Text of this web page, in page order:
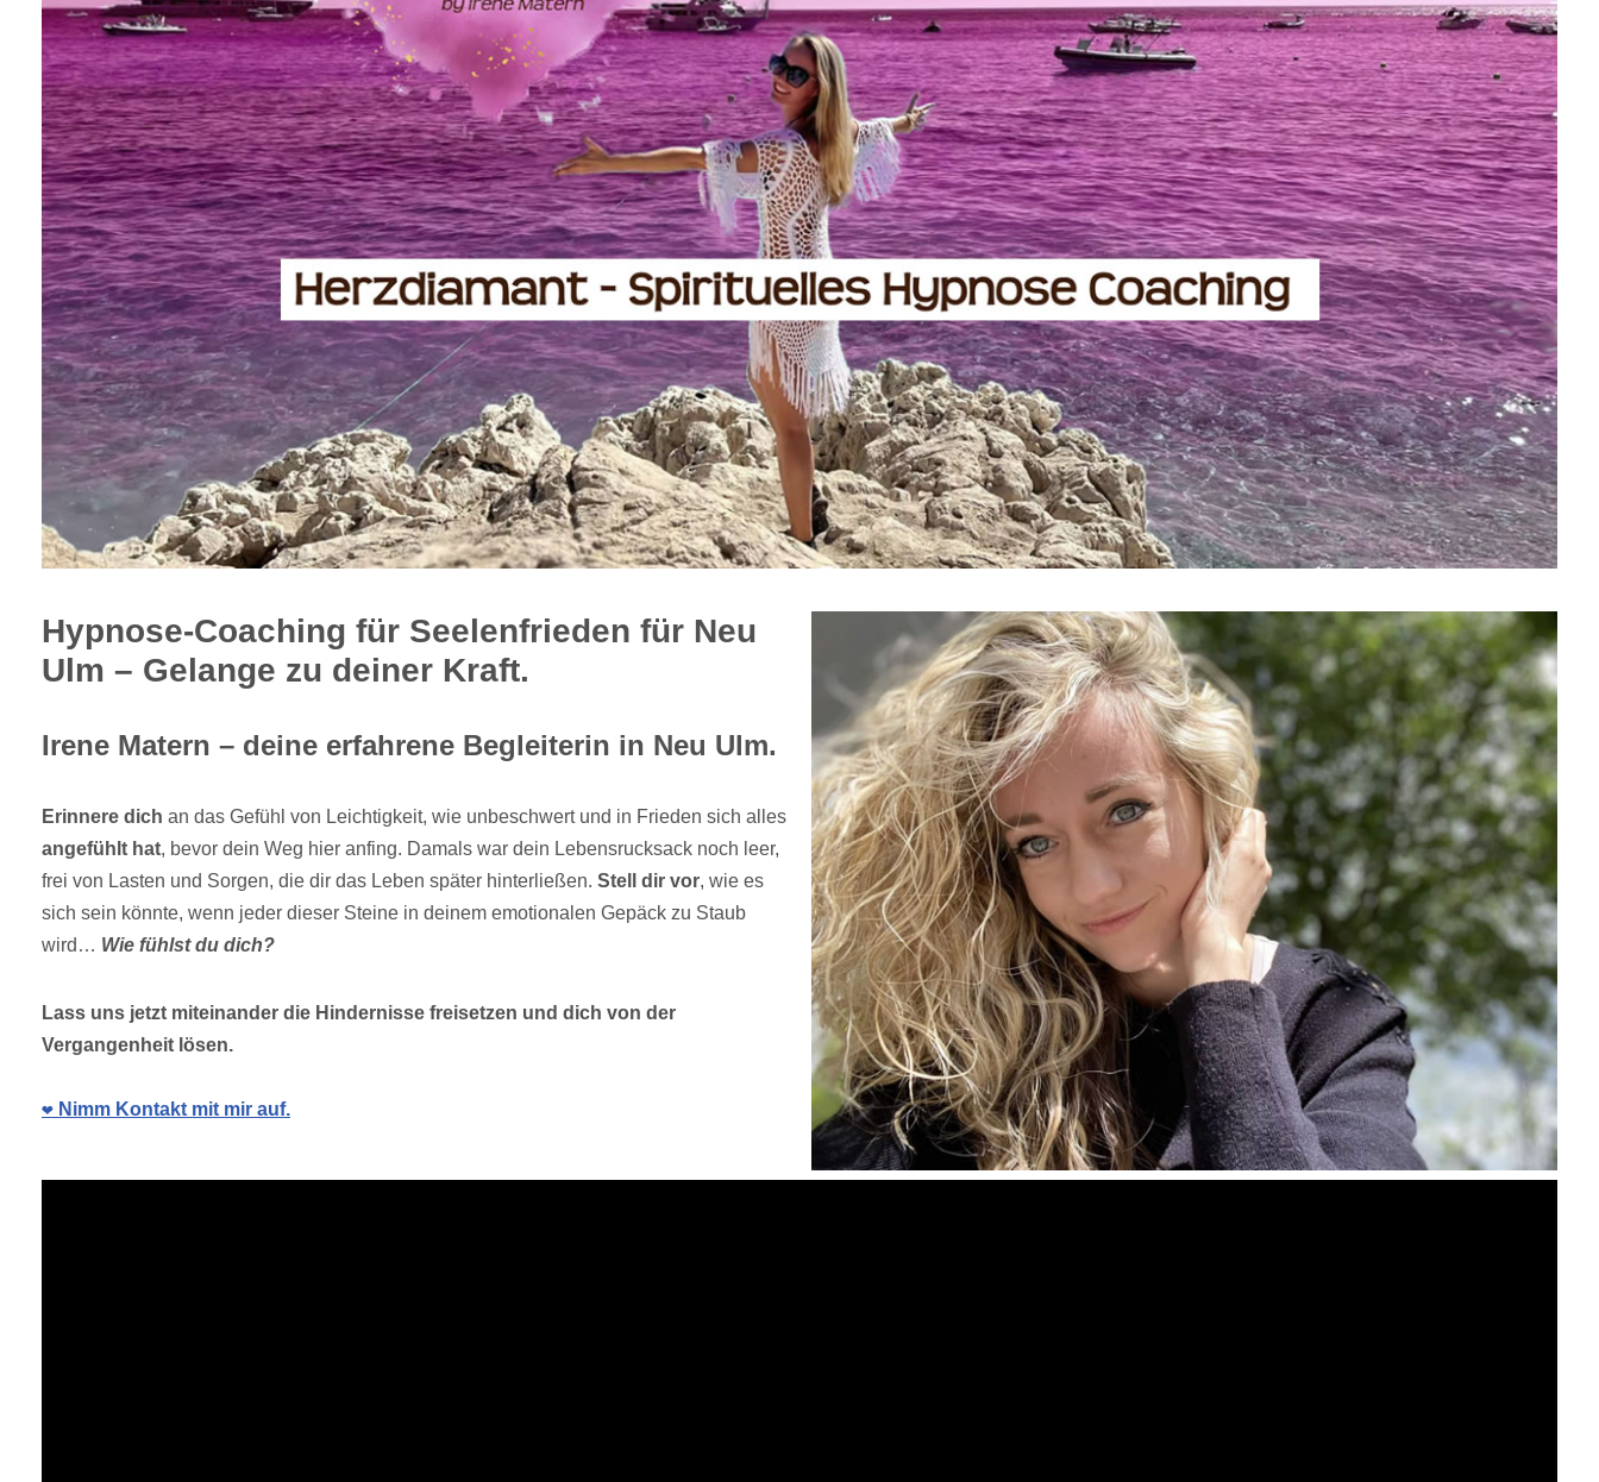
Hypnose-Coaching für Seelenfrieden für Neu
Ulm – Gelange zu deiner Kraft.
Irene Matern – deine erfahrene Begleiterin in Neu Ulm.
Erinnere dich an das Gefühl von Leichtigkeit, wie unbeschwert und in Frieden sich alles
angefühlt hat, bevor dein Weg hier anfing. Damals war dein Lebensrucksack noch leer,
frei von Lasten und Sorgen, die dir das Leben später hinterließen. Stell dir vor, wie es
sich sein könnte, wenn jeder dieser Steine in deinem emotionalen Gepäck zu Staub
wird… Wie fühlst du dich?
Lass uns jetzt miteinander die Hindernisse freisetzen und dich von der
Vergangenheit lösen.
❤️ Nimm Kontakt mit mir auf.